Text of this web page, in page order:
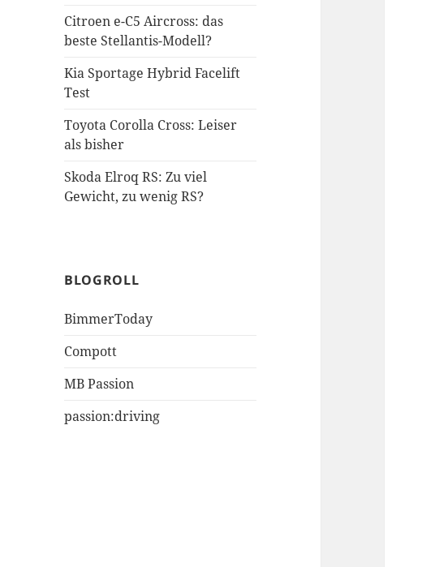
Citroen e-C5 Aircross: das
beste Stellantis-Modell?
Kia Sportage Hybrid Facelift
Test
Toyota Corolla Cross: Leiser
als bisher
Skoda Elroq RS: Zu viel
Gewicht, zu wenig RS?
BLOGROLL
BimmerToday
Compott
MB Passion
passion:driving